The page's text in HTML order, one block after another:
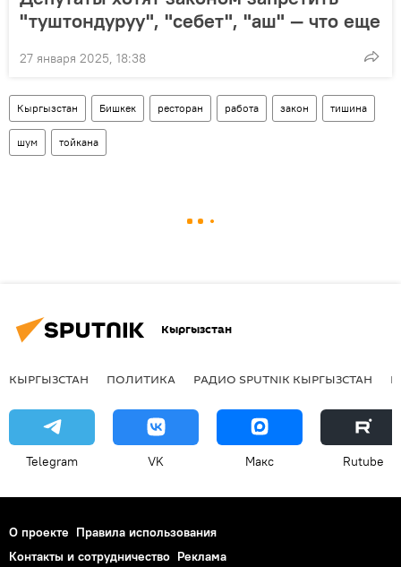
"туштондуруу", "себет", "аш" — что еще
27 января 2025, 18:38
Кыргызстан Бишкек ресторан работа закон тишина
шум тойкана
Кыргызстан
КЫРГЫЗСТАН ПОЛИТИКА РАДИО SPUTNIK КЫРГЫЗСТАН
Telegram VK Макс Rutube
О проекте Правила использования
Контакты и сотрудничество Реклама